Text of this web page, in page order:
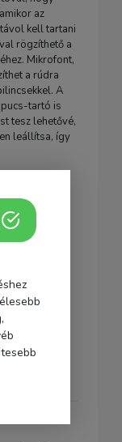
az
kell tartani
rögzíthető a
Mikrofont,
a rúdra
A
tartó is
tesz lehetővé,
leállítsa, így
oxidált